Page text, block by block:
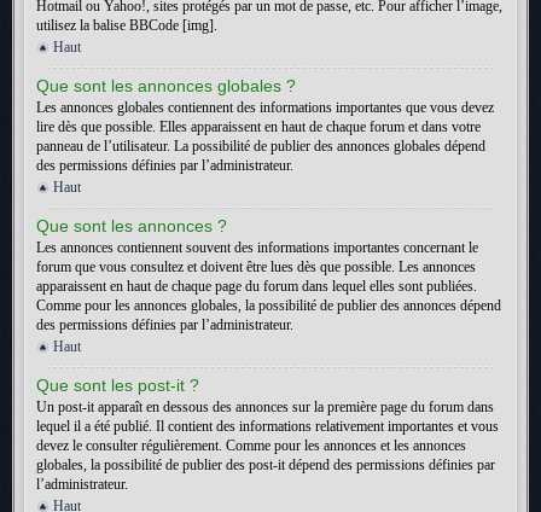
Hotmail ou Yahoo!, sites protégés par un mot de passe, etc. Pour afficher l’image,
utilisez la balise BBCode [img].
Haut
Que sont les annonces globales ?
Les annonces globales contiennent des informations importantes que vous devez
lire dès que possible. Elles apparaissent en haut de chaque forum et dans votre
panneau de l’utilisateur. La possibilité de publier des annonces globales dépend
des permissions définies par l’administrateur.
Haut
Que sont les annonces ?
Les annonces contiennent souvent des informations importantes concernant le
forum que vous consultez et doivent être lues dès que possible. Les annonces
apparaissent en haut de chaque page du forum dans lequel elles sont publiées.
Comme pour les annonces globales, la possibilité de publier des annonces dépend
des permissions définies par l’administrateur.
Haut
Que sont les post-it ?
Un post-it apparaît en dessous des annonces sur la première page du forum dans
lequel il a été publié. Il contient des informations relativement importantes et vous
devez le consulter régulièrement. Comme pour les annonces et les annonces
globales, la possibilité de publier des post-it dépend des permissions définies par
l’administrateur.
Haut